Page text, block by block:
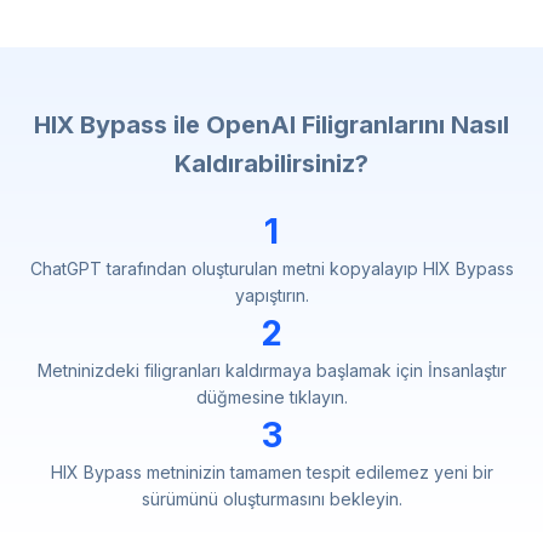
HIX Bypass ile OpenAI Filigranlarını Nasıl
Kaldırabilirsiniz?
1
ChatGPT tarafından oluşturulan metni kopyalayıp HIX Bypass
yapıştırın.
2
Metninizdeki filigranları kaldırmaya başlamak için İnsanlaştır
düğmesine tıklayın.
3
HIX Bypass metninizin tamamen tespit edilemez yeni bir
sürümünü oluşturmasını bekleyin.